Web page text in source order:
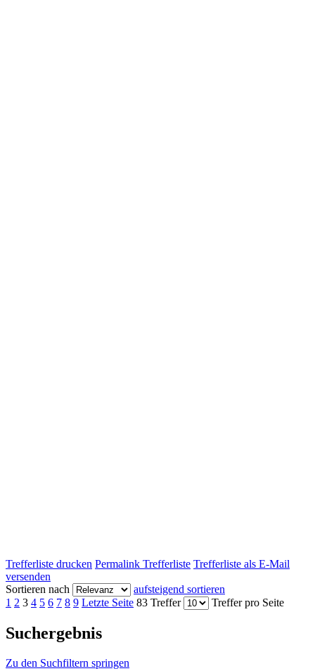
Trefferliste drucken Permalink Trefferliste Trefferliste als E-Mail
versenden
Sortieren nach
aufsteigend sortieren
1 2 3 4 5 6 7 8 9 Letzte Seite 83 Treffer Treffer pro Seite
Suchergebnis
Zu den Suchfiltern springen